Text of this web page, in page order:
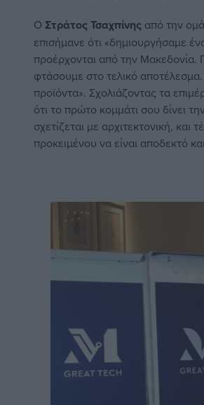
Ο Στράτος Τσαχπίνης από την
επισήμανε ότι «δημιουργήσαμε
προέρχονται από την Μακεδονία.
φτάσουμε στο τελικό
προϊόντα». Σχολιάζοντας τα
ότι το πρώτο κομμάτι σου δίνει
σχετίζεται με αρχιτεκτονική,
προκειμένου να είναι αποδεκτό